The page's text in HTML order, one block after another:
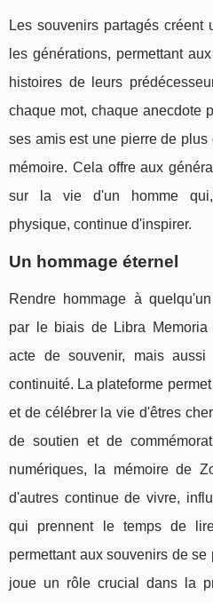
Les souvenirs partagés créent
les générations, permettant
histoires de leurs
chaque mot, chaque anecdote
ses amis est une pierre de
mémoire. Cela offre aux
sur la vie d'un homme
physique, continue d'inspirer.
Un hommage éternel
Rendre hommage à
par le biais de Libra
acte de souvenir, mais
continuité. La plateforme
et de célébrer la vie d'êtres
de soutien et de
numériques, la mémoire de
d'autres continue de vivre,
qui prennent le temps de
permettant aux souvenirs de se
joue un rôle crucial dans la